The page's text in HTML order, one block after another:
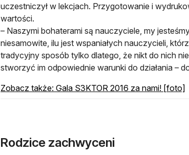
uczestniczył w lekcjach. Przygotowanie i
wartości.
– Naszymi bohaterami są nauczyciele, my
niesamowite, ilu jest wspaniałych nauczycieli,
tradycyjny sposób tylko dlatego, że nikt do nich
stworzyć im odpowiednie warunki do działania –
Zobacz także: Gala S3KTOR 2016 za nami! [foto]
Rodzice zachwyceni